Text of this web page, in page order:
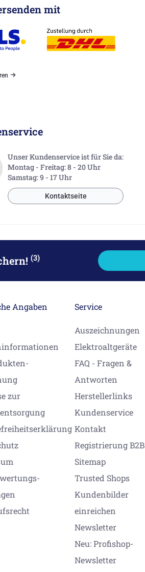
mit
Unser Kundenservice ist für Sie da:
Montag - Freitag: 8 - 20 Uhr
Samstag: 9 - 17 Uhr
Kontaktseite
(3)
Angaben
zur
Service
Auszeichnungen
Elektroaltgeräte
FAQ - Fragen &
Antworten
Herstellerlinks
Kundenservice
Kontakt
Registrierung B2B
Sitemap
Trusted Shops
Kundenbilder
einreichen
Newsletter
Neu: Profishop-
Newsletter